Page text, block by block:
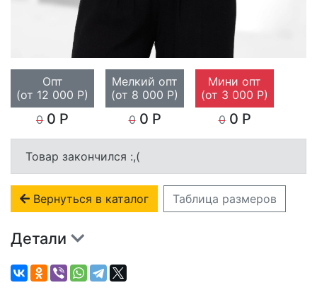
Опт
(от 12 000 Р)
0 0 Р
Мелкий опт
(от 8 000 Р)
00 Р
Мини опт
(от 3 000 Р)
00 Р
Товар закончился :,(
Вернуться в каталог Таблица размеров
Детали